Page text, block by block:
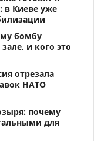
в Киеве уже
бомбу
и кого это
отрезала
НАТО
почему
для